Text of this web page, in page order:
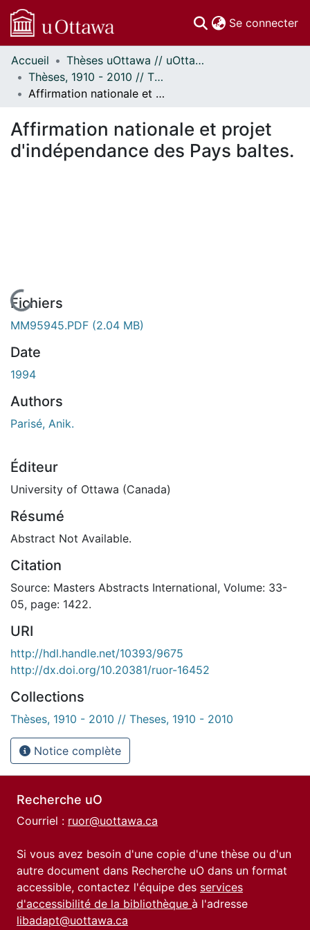
Se connecter
Communautés
et collections
Parcourir
À propos
Accueil
Thèses uOttawa // uOttawa Theses
Thèses, 1910 - 2010 // Theses, 1910 - 2010
Affirmation nationale et projet d'indépendance des Pays baltes.
Affirmation nationale et projet
d'indépendance des Pays baltes.
En cours de chargement...
Fichiers
MM95945.PDF (2.04 MB)
Date
1994
Authors
Parisé, Anik.
Éditeur
University of Ottawa (Canada)
Résumé
Abstract Not Available.
Citation
Source: Masters Abstracts International, Volume: 33-
05, page: 1422.
URI
http://hdl.handle.net/10393/9675
http://dx.doi.org/10.20381/ruor-16452
Collections
Thèses, 1910 - 2010 // Theses, 1910 - 2010
Notice complète
Recherche uO
Courriel : ruor@uottawa.ca
Si vous avez besoin d'une copie d'une thèse ou d'un
autre document dans Recherche uO dans un format
accessible, contactez l'équipe des services
d'accessibilité de la bibliothèque à l'adresse
libadapt@uottawa.ca